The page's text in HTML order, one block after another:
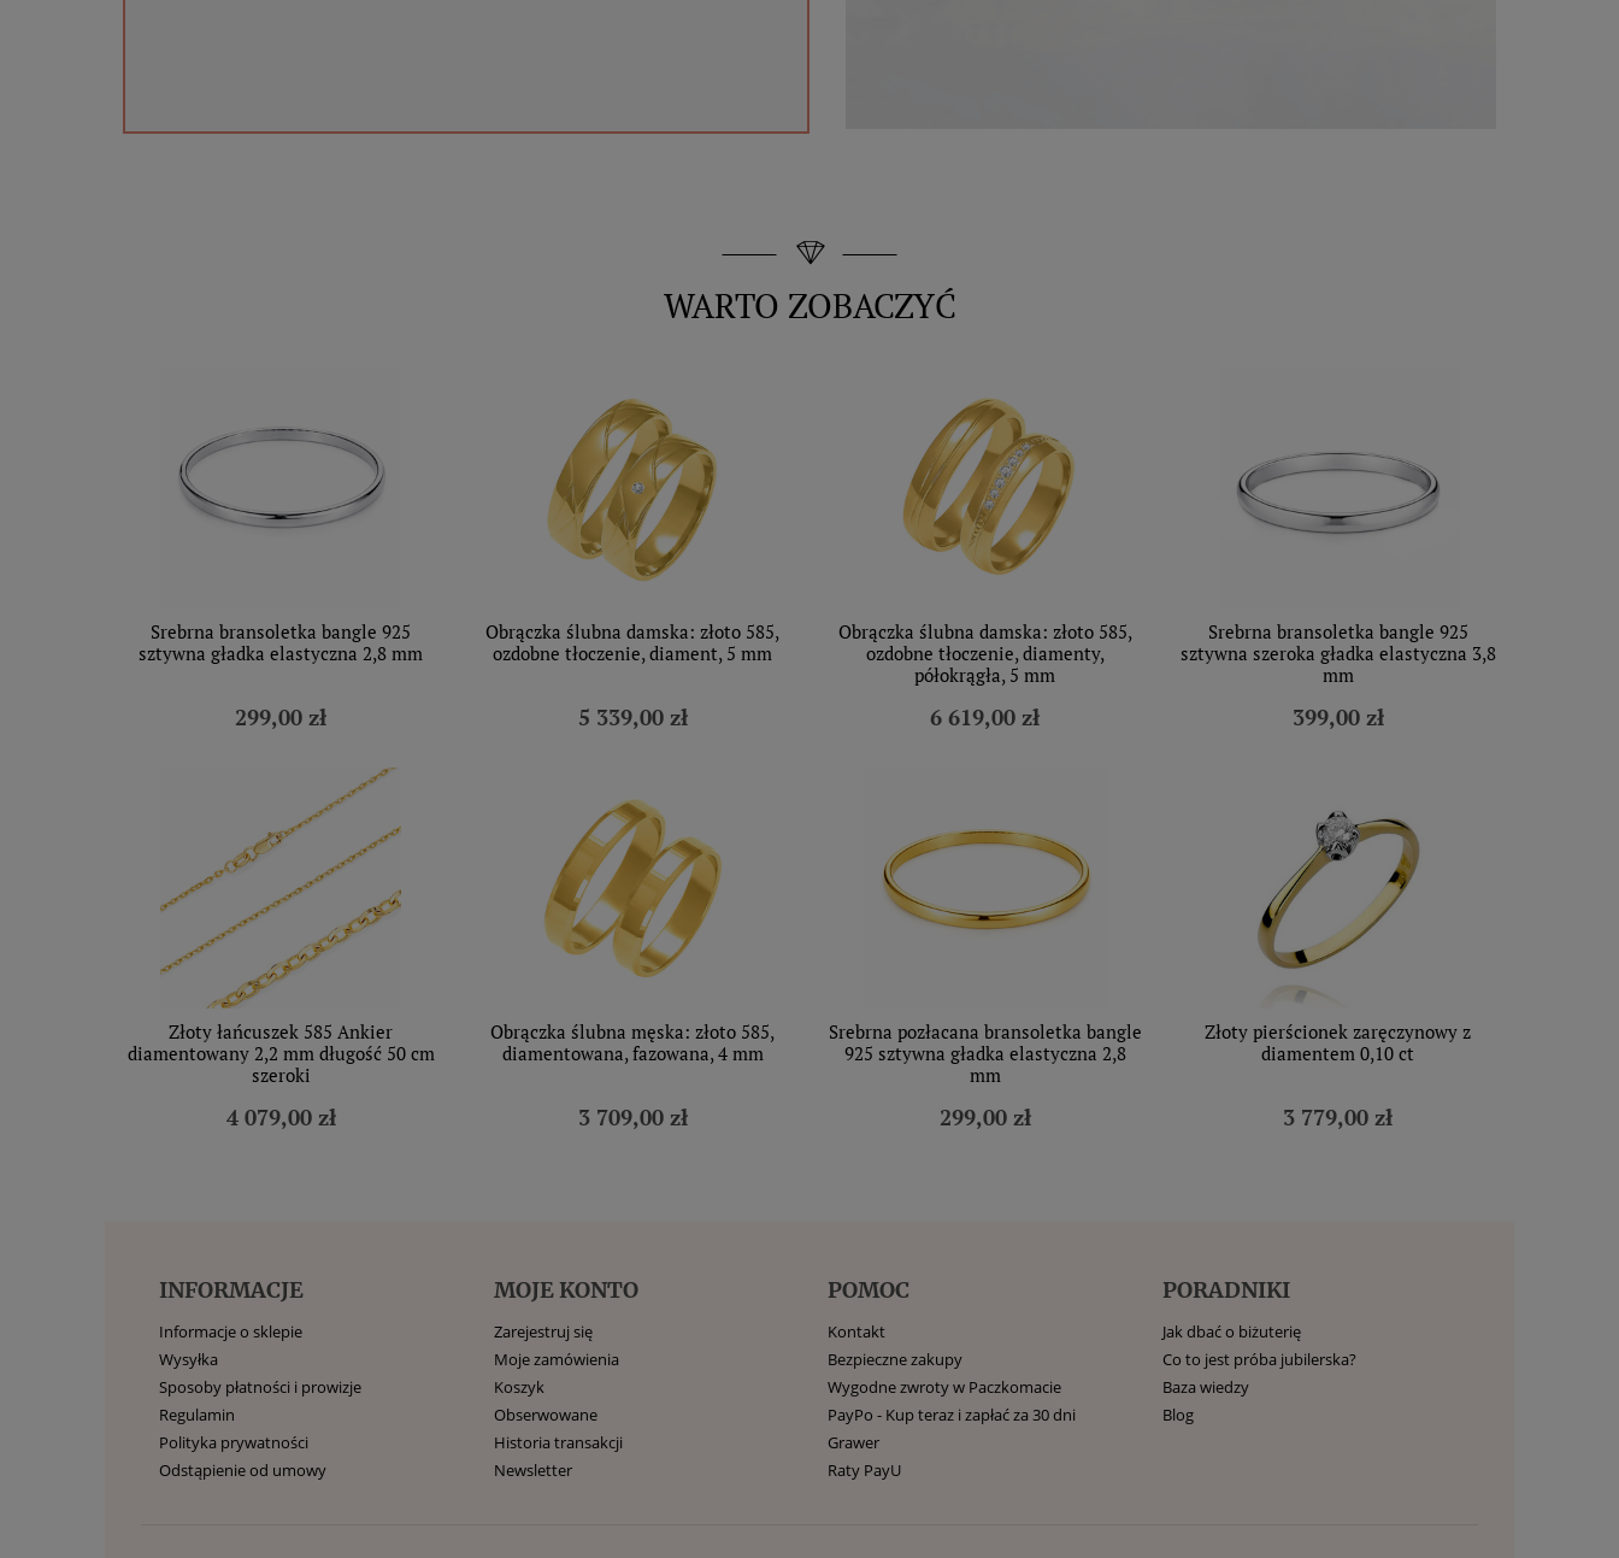
WARTO ZOBACZYĆ
Srebrna bransoletka bangle 925
sztywna gładka elastyczna 2,8 mm
299,00 zł
Obrączka ślubna damska: złoto 585,
ozdobne tłoczenie, diament, 5 mm
5 339,00 zł
Obrączka ślubna damska: złoto 585,
ozdobne tłoczenie, diamenty,
półokrągła, 5 mm
6 619,00 zł
Srebrna bransoletka bangle 925
sztywna szeroka gładka elastyczna 3,8
mm
399,00 zł
Złoty łańcuszek 585 Ankier
diamentowany 2,2 mm długość 50 cm
szeroki
4 079,00 zł
Obrączka ślubna męska: złoto 585,
diamentowana, fazowana, 4 mm
3 709,00 zł
Srebrna pozłacana bransoletka bangle
925 sztywna gładka elastyczna 2,8
mm
299,00 zł
Złoty pierścionek zaręczynowy z
diamentem 0,10 ct
3 779,00 zł
INFORMACJE
Informacje o sklepie
Wysyłka
Sposoby płatności i prowizje
Regulamin
Polityka prywatności
Odstąpienie od umowy
MOJE KONTO
Zarejestruj się
Moje zamówienia
Koszyk
Obserwowane
Historia transakcji
Newsletter
POMOC
Kontakt
Bezpieczne zakupy
Wygodne zwroty w Paczkomacie
PayPo - Kup teraz i zapłać za 30 dni
Grawer
Raty PayU
PORADNIKI
Jak dbać o biżuterię
Co to jest próba jubilerska?
Baza wiedzy
Blog